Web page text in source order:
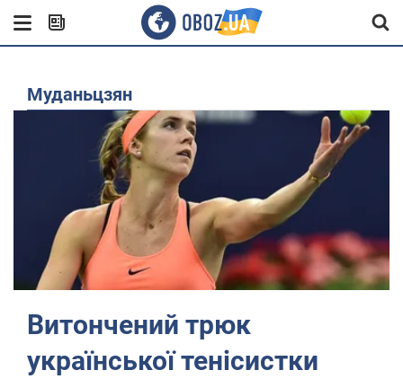
Муданьцзян
Витончений трюк
української тенісистки